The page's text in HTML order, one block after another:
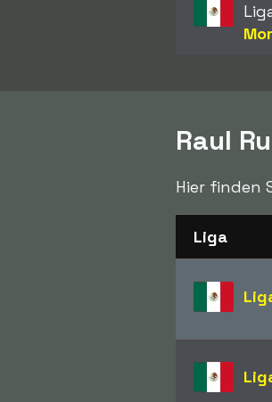
Raul
Hier finden
Liga